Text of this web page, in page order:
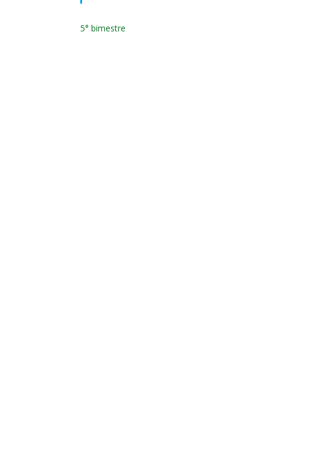
5° bimestre